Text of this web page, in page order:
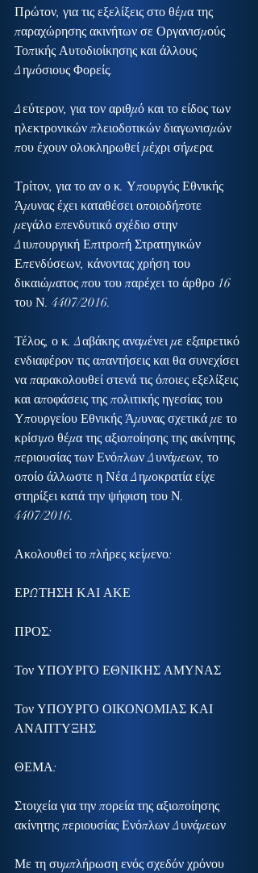
Πρώτον, για τις εξελίξεις στο θέμα της
παραχώρησης ακινήτων σε Οργανισμούς
Τοπικής Αυτοδιοίκησης και άλλους
Δημόσιους Φορείς.
Δεύτερον, για τον αριθμό και το είδος των
ηλεκτρονικών πλειοδοτικών διαγωνισμών
που έχουν ολοκληρωθεί μέχρι σήμερα.
Τρίτον, για το αν ο κ. Υπουργός Εθνικής
Άμυνας έχει καταθέσει οποιοδήποτε
μεγάλο επενδυτικό σχέδιο στην
Διυπουργική Επιτροπή Στρατηγικών
Επενδύσεων, κάνοντας χρήση του
δικαιώματος που του παρέχει το άρθρο 16
του Ν. 4407/2016.
Τέλος, ο κ. Δαβάκης αναμένει με εξαιρετικό
ενδιαφέρον τις απαντήσεις και θα συνεχίσει
να παρακολουθεί στενά τις όποιες εξελίξεις
και αποφάσεις της πολιτικής ηγεσίας του
Υπουργείου Εθνικής Άμυνας σχετικά με το
κρίσιμο θέμα της αξιοποίησης της ακίνητης
περιουσίας των Ενόπλων Δυνάμεων, το
οποίο άλλωστε η Νέα Δημοκρατία είχε
στηρίξει κατά την ψήφιση του Ν.
4407/2016.
Ακολουθεί το πλήρες κείμενο:
ΕΡΩΤΗΣΗ ΚΑΙ ΑΚΕ
ΠΡΟΣ:
Τον ΥΠΟΥΡΓΟ ΕΘΝΙΚΗΣ ΑΜΥΝΑΣ
Τον ΥΠΟΥΡΓΟ ΟΙΚΟΝΟΜΙΑΣ ΚΑΙ
ΑΝΑΠΤΥΞΗΣ
ΘΕΜΑ:
Στοιχεία για την πορεία της αξιοποίησης
ακίνητης περιουσίας Ενόπλων Δυνάμεων
Με τη συμπλήρωση ενός σχεδόν χρόνου